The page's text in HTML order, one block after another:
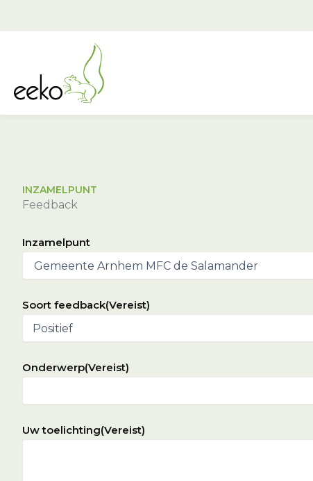
INZAMELPUNT
Feedback
Inzamelpunt
Soort feedback(Vereist)
Onderwerp(Vereist)
Uw toelichting(Vereist)